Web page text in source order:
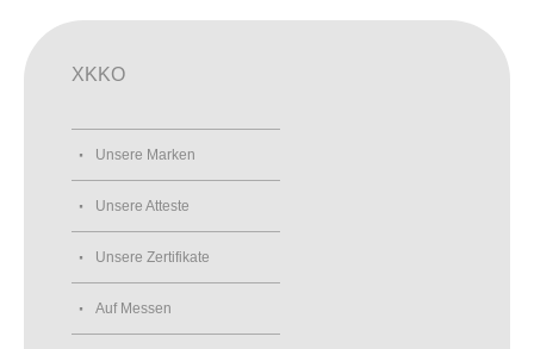
XKKO
Unsere Marken
Unsere Atteste
Unsere Zertifikate
Auf Messen